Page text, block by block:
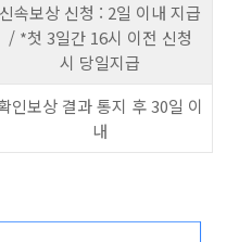
신속보상 신청 : 2일 이내 지급
/ *첫 3일간 16시 이전 신청
시 당일지급
인보상 결과 통지 후 30일 이
내